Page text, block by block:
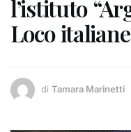
l’istituto
Loco italiane
di Tamara Marinetti